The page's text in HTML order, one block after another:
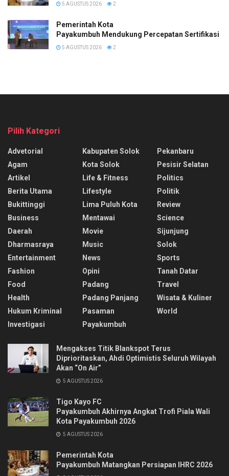
5 AGUSTUS 2026 2
Pemerintah Kota
Payakumbuh Mendukung Percepatan Sertifikasi
5 AGUSTUS 2026 2
Pilih Kategori
Advetorial
Agam
Artikel
Berita Utama
Bukittinggi
Business
Daerah
Dharmasraya
Entertainment
Fashion
Food
Health
Hukum Kriminal
Investigasi
Kabupaten Solok
Kota Solok
Life & Fitness
Lifestyle
Lima Puluh Kota
Mentawai
Movie
Music
News
Opini
Padang
Padang Panjang
Pasaman
Payakumbuh
Pekanbaru
Pesisir Selatan
Politics
Politik
Review
Science
Sijunjung
Solok
Sports
Tanah Datar
Travel
Wisata & Kuliner
World
Mengakses Titik Blankspot Terus
Diprioritaskan, Ahdi Optimistis Seluruh Wilayah
Akan “On Air”
5 AGUSTUS 2026
Tigo Kayo FC
Payakumbuh Akhirnya Angkat Trofi Piala Wali
Kota Payakumbuh 2026
5 AGUSTUS 2026
Pemerintah Kota
Payakumbuh Matangkan Persiapan IHRC 2026